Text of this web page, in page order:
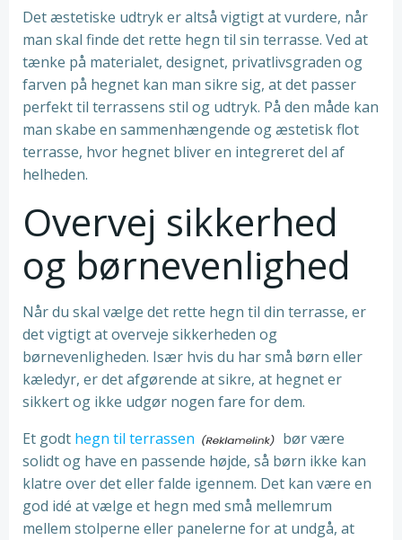
Det æstetiske udtryk er altså vigtigt at vurdere, når
man skal finde det rette hegn til sin terrasse. Ved at
tænke på materialet, designet, privatlivsgraden og
farven på hegnet kan man sikre sig, at det passer
perfekt til terrassens stil og udtryk. På den måde kan
man skabe en sammenhængende og æstetisk flot
terrasse, hvor hegnet bliver en integreret del af
helheden.
Overvej sikkerhed
og børnevenlighed
Når du skal vælge det rette hegn til din terrasse, er
det vigtigt at overveje sikkerheden og
børnevenligheden. Især hvis du har små børn eller
kæledyr, er det afgørende at sikre, at hegnet er
sikkert og ikke udgør nogen fare for dem.
Et godt hegn til terrassen
bør være
solidt og have en passende højde, så børn ikke kan
klatre over det eller falde igennem. Det kan være en
god idé at vælge et hegn med små mellemrum
mellem stolperne eller panelerne for at undgå, at